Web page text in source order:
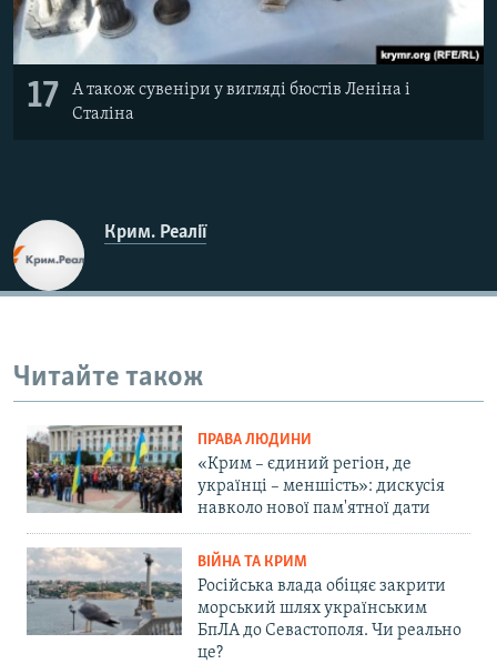
17
А також сувеніри у вигляді бюстів Леніна і
Сталіна
Крим. Реалії
Читайте також
ПРАВА ЛЮДИНИ
«Крим – єдиний регіон, де
українці – меншість»: дискусія
навколо нової пам'ятної дати
ВІЙНА ТА КРИМ
Російська влада обіцяє закрити
морський шлях українським
БпЛА до Севастополя. Чи реально
це?